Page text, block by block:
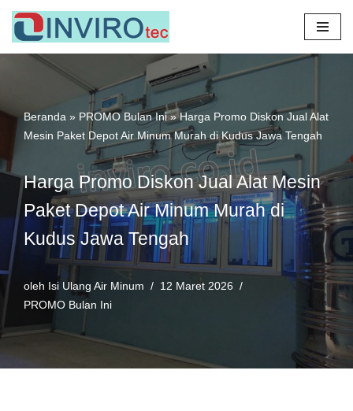
Lompat
Beranda » PROMO Bulan Ini»Harga Promo Diskon Jual Alat
Mesin Paket Depot Air Minum Murah di Kudus Jawa Tengah
Harga Promo Diskon Jual Alat Mesin
Paket Depot Air Minum Murah di
Kudus Jawa Tengah
oleh Isi Ulang Air Minum
12 Maret 2026
PROMO Bulan Ini